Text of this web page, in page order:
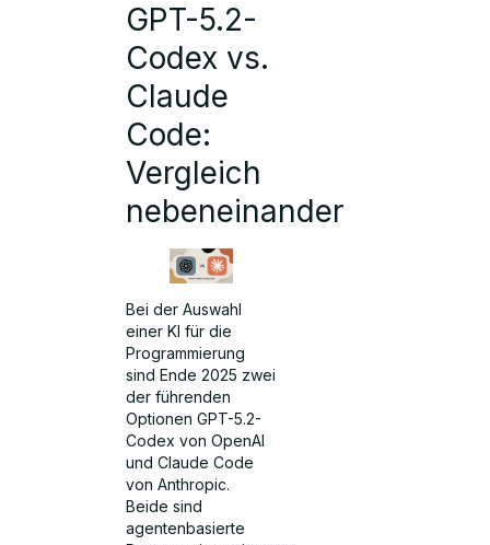
GPT-5.2-
Codex vs.
Claude
Code:
Vergleich
nebeneinander
Bei der Auswahl
einer KI für die
Programmierung
sind Ende 2025 zwei
der führenden
Optionen GPT-5.2-
Codex von OpenAI
und Claude Code
von Anthropic.
Beide sind
agentenbasierte